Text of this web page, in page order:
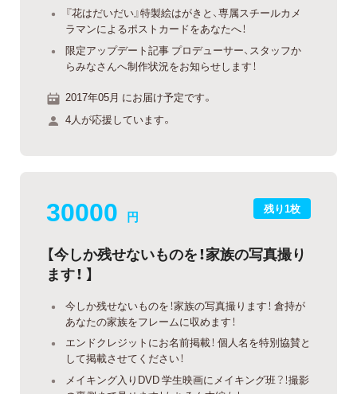
『花はだいだい』特製絵はがきと、専属スチールカメ
ラマンによるポストカードをあなたへ！
限定アップデート記事 プロデューサー、スタッフか
らみなさんへ制作状況をお知らせします！
2017年05月 にお届け予定です。
4人が応援しています。
残り1枚
30000 円
【今しか残せないものを！家族の写真撮り
ます！ 】
今しか残せないものを！家族の写真撮ります！ 倉持が
あなたの家族をフレームに収めます！
エンドクレジットにお名前掲載！ 個人名を特別協賛と
して掲載させてください！
メイキング入りDVD 学生映画にメイキング班？！撮影